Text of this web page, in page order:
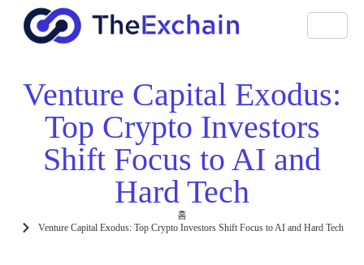
Venture Capital Exodus:
Top Crypto Investors
Shift Focus to AI and
Hard Tech
홈
Venture Capital Exodus: Top Crypto Investors Shift Focus to AI and Hard Tech